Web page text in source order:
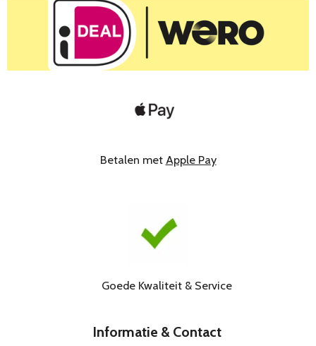
Betalen met Apple Pay
Goede Kwaliteit & Service
Informatie & Contact